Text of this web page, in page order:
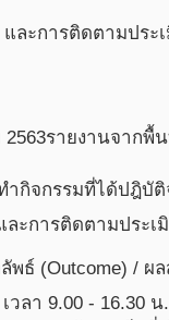
ะการติดตามประเ
2563รายงานจากพื้น
ำกิจกรรมที่ได้ปฎิบัติ
การติดตามประเ
พธ์ (Outcome) /
ลา 9.00 - 16.30